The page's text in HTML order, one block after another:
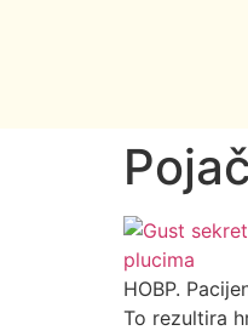
HOBP.
To rezultira